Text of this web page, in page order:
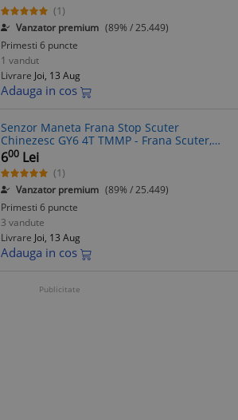
(1)
Vanzator premium (89% / 25.449)
Primesti 6 puncte
1 vandut
Livrare Joi, 13 Aug
Adauga in cos
Senzor Maneta Frana Stop Scuter
Chinezesc GY6 4T TMMP - Frana Scuter,
Senzori Maneta Frana, Stop Frana Moto
600 Lei
(1)
Vanzator premium (89% / 25.449)
Primesti 6 puncte
3 vandute
Livrare Joi, 13 Aug
Adauga in cos
Publicitate